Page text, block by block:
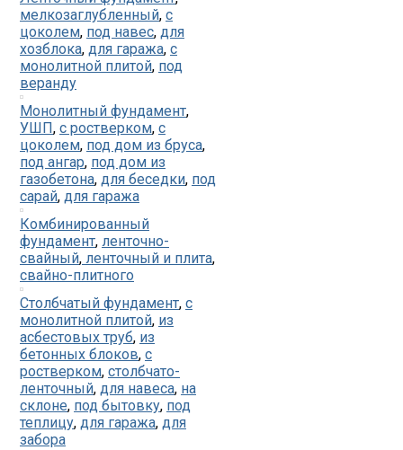
мелкозаглубленный, с
цоколем, под навес, для
хозблока, для гаража, с
монолитной плитой, под
веранду
Монолитный фундамент,
УШП, с ростверком, с
цоколем, под дом из бруса,
под ангар, под дом из
газобетона, для беседки, под
сарай, для гаража
Комбинированный
фундамент, ленточно-
свайный, ленточный и плита,
свайно-плитного
Столбчатый фундамент, с
монолитной плитой, из
асбестовых труб, из
бетонных блоков, с
ростверком, столбчато-
ленточный, для навеса, на
склоне, под бытовку, под
теплицу, для гаража, для
забора